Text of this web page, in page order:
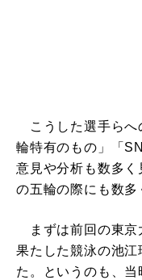
こうした選手らへ
輪特有のもの」「
意見や分析も数多
の五輪の際にも数多
まずは前回の東京
果たした競泳の池
た。というのも、